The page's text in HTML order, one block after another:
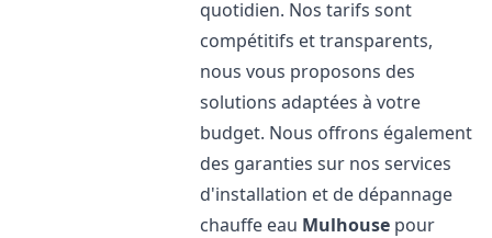
quotidien. Nos tarifs sont
compétitifs et transparents,
nous vous proposons des
solutions adaptées à votre
budget. Nous offrons également
des garanties sur nos services
d'installation et de dépannage
chauffe eau Mulhouse pour